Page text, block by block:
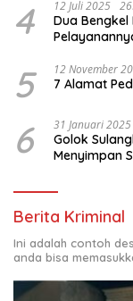
4 12 Juli 2025
Dua
5 12 November
7 Alamat
6 31 Januari 2025
Golok
Menyimpan
Berita Kriminal
Ini adalah contoh
anda bisa